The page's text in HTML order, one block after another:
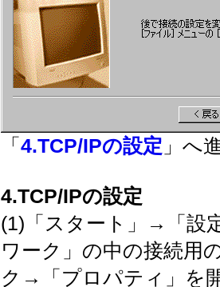
「 4.TCP/IPの設定 」へ
4.TCP/IPの設定
(1)「スタート」→「設
ワーク」の中の接続用
ク→「プロパティ」を